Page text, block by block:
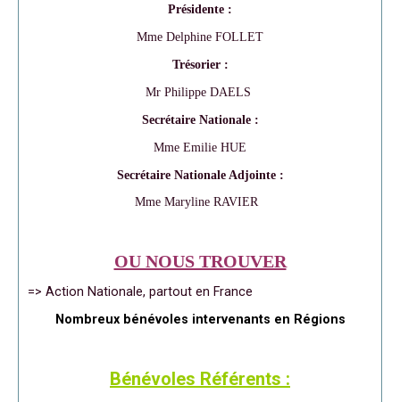
Présidente :
Mme Delphine FOLLET
Trésorier :
Mr Philippe DAELS
Secrétaire Nationale :
Mme Emilie HUE
Secrétaire Nationale Adjointe :
Mme Maryline RAVIER
OU NOUS TROUVER
=> Action Nationale, partout en France
Nombreux bénévoles intervenants en Régions
Bénévoles Référents :